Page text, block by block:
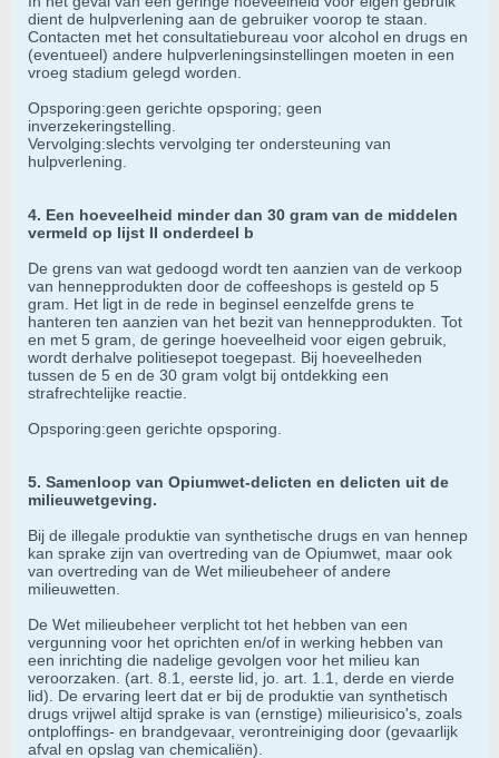
dient de hulpverlening aan de gebruiker voorop te staan.
Contacten met het consultatiebureau voor alcohol en drugs en
(eventueel) andere hulpverleningsinstellingen moeten in een
vroeg stadium gelegd worden.
Opsporing:geen gerichte opsporing; geen
inverzekeringstelling.
Vervolging:slechts vervolging ter ondersteuning van
hulpverlening.
4. Een hoeveelheid minder dan 30 gram van de middelen
vermeld op lijst II onderdeel b
De grens van wat gedoogd wordt ten aanzien van de verkoop
van hennepprodukten door de coffeeshops is gesteld op 5
gram. Het ligt in de rede in beginsel eenzelfde grens te
hanteren ten aanzien van het bezit van hennepprodukten. Tot
en met 5 gram, de geringe hoeveelheid voor eigen gebruik,
wordt derhalve politiesepot toegepast. Bij hoeveelheden
tussen de 5 en de 30 gram volgt bij ontdekking een
strafrechtelijke reactie.
Opsporing:geen gerichte opsporing.
5. Samenloop van Opiumwet-delicten en delicten uit de
milieuwetgeving.
Bij de illegale produktie van synthetische drugs en van hennep
kan sprake zijn van overtreding van de Opiumwet, maar ook
van overtreding van de Wet milieubeheer of andere
milieuwetten.
De Wet milieubeheer verplicht tot het hebben van een
vergunning voor het oprichten en/of in werking hebben van
een inrichting die nadelige gevolgen voor het milieu kan
veroorzaken. (art. 8.1, eerste lid, jo. art. 1.1, derde en vierde
lid). De ervaring leert dat er bij de produktie van synthetisch
drugs vrijwel altijd sprake is van (ernstige) milieurisico's, zoals
ontploffings- en brandgevaar, verontreiniging door (gevaarlijk
afval en opslag van chemicaliën).